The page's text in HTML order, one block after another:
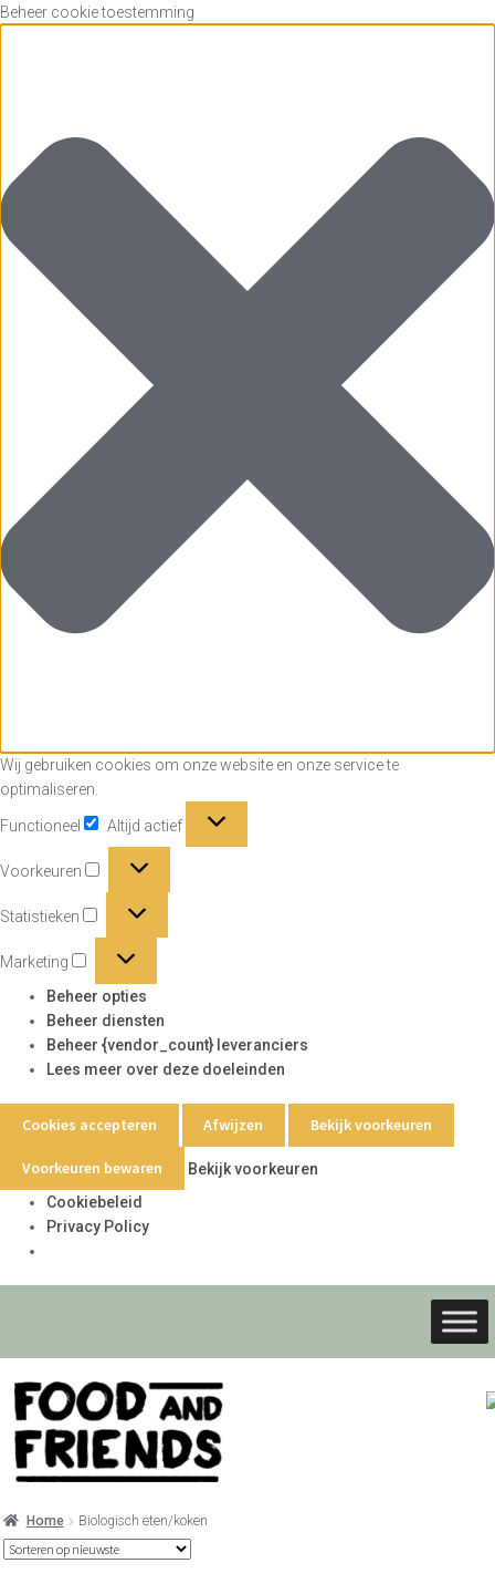
Beheer cookie toestemming
Wij gebruiken cookies om onze website en onze service te
optimaliseren.
Functioneel Altijd actief
Voorkeuren
Statistieken
Marketing
Marketing
Beheer opties
Beheer diensten
Beheer {vendor_count} leveranciers
Lees meer over deze doeleinden
Cookies accepteren Afwijzen Bekijk voorkeuren
Voorkeuren bewaren
Bekijk voorkeuren
Cookiebeleid
Privacy Policy
Ga
door
naar
Ga
naar
de
Home Biologisch eten/koken